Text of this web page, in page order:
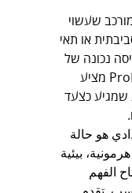
שעשוי
או תאי
נכונה של
הבעיה ופיתוח טיפול מדויק. ProListen מציע
שמגיע כצעד
هو حالة
بيئية
الفهم